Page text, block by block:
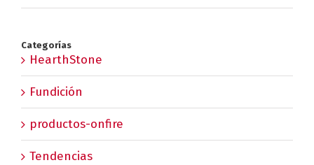
Categorías
HearthStone
Fundición
productos-onfire
Tendencias